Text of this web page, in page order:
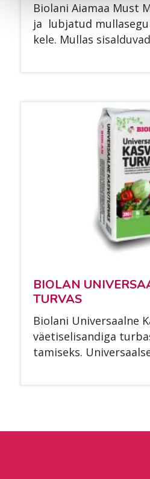
Bio­la­ni Ai­a­maa Must
ja lub­ja­tud
ke­le. Mul­las
BIO­LAN
TUR­VAS
Bio­la­ni Uni­ver­saal­ne
väe­ti­se­li­san­di­ga
ta­mi­seks.